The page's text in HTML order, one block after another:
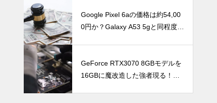
Google Pixel 6aの価格は約54,00
0円か？Galaxy A53 5gと同程度と
GeForce RTX3070 8GBモデルを
16GBに魔改造した強者現る！も